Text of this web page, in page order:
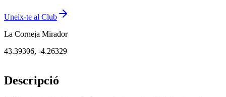
Uneix-te al Club
La Corneja Mirador
43.39306, -4.26329
Descripció